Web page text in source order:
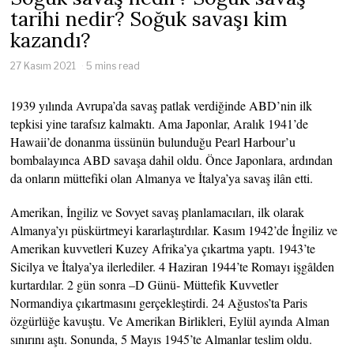
tarihi nedir? Soğuk savaşı kim
kazandı?
27 Kasım 2021 5 mins read
1939 yılında Avrupa’da savaş patlak verdiğinde ABD’nin ilk
tepkisi yine tarafsız kalmaktı. Ama Japonlar, Aralık 1941’de
Hawaii’de donanma üssünün bulunduğu Pearl Harbour’u
bombalayınca ABD savaşa dahil oldu. Önce Japonlara, ardından
da onların müttefiki olan Almanya ve İtalya’ya savaş ilân etti.
Amerikan, İngiliz ve Sovyet savaş planlamacıları, ilk olarak
Almanya’yı püskürtmeyi kararlaştırdılar. Kasım 1942’de İngiliz ve
Amerikan kuvvetleri Kuzey Afrika’ya çıkartma yaptı. 1943’te
Sicilya ve İtalya’ya ilerlediler. 4 Haziran 1944’te Romayı işgâlden
kurtardılar. 2 gün sonra –D Günü- Müttefik Kuvvetler
Normandiya çıkartmasını gerçekleştirdi. 24 Ağustos’ta Paris
özgürlüğe kavuştu. Ve Amerikan Birlikleri, Eylül ayında Alman
sınırını aştı. Sonunda, 5 Mayıs 1945’te Almanlar teslim oldu.